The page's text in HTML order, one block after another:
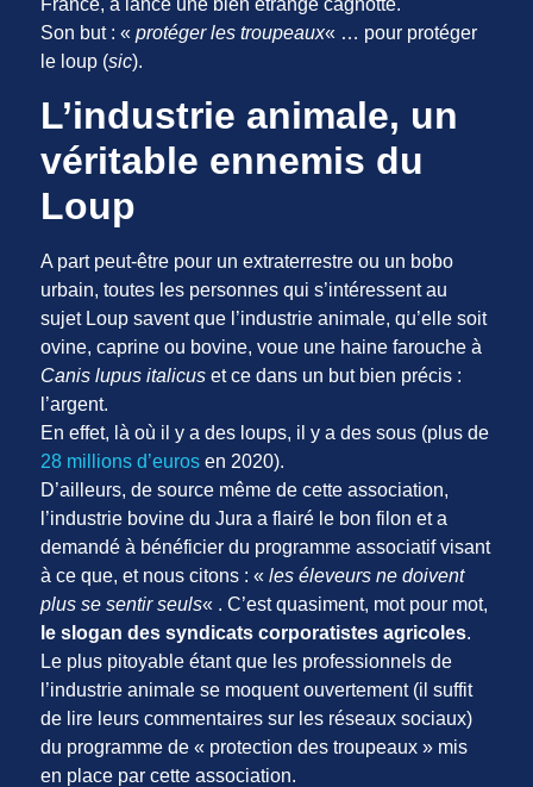
Son but : «protéger les troupeaux« … pour protéger
le loup (sic).
L’industrie animale, un
véritable ennemis du
Loup
A part peut-être pour un extraterrestre ou un bobo
urbain, toutes les personnes qui s’intéressent au
sujet Loup savent que l’industrie animale, qu’elle soit
ovine, caprine ou bovine, voue une haine farouche à
Canis lupus italicus et ce dans un but bien précis :
l’argent.
En effet, là où il y a des loups, il y a des sous (plus de
28 millions d’euros en 2020).
D’ailleurs, de source même de cette association,
l’industrie bovine du Jura a flairé le bon filon et a
demandé à bénéficier du programme associatif visant
à ce que, et nous citons : «les éleveurs ne doivent
plus se sentir seuls« . C’est quasiment, mot pour mot,
le slogan des syndicats corporatistes agricoles.
Le plus pitoyable étant que les professionnels de
l’industrie animale se moquent ouvertement (il suffit
de lire leurs commentaires sur les réseaux sociaux)
du programme de « protection des troupeaux » mis
en place par cette association.